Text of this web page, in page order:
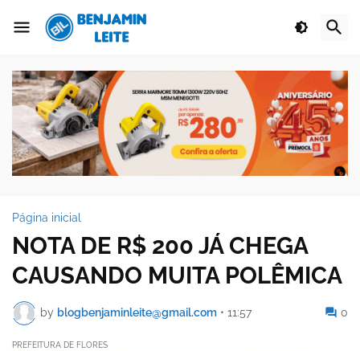
Página inicial
NOTA DE R$ 200 JÁ CHEGA
CAUSANDO MUITA POLÊMICA
by blogbenjaminleite@gmail.com • 11:57 0
PREFEITURA DE FLORES